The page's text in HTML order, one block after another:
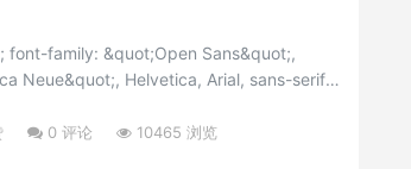
family: &quot;Open Sans&quot;,
Neue&quot;, Helvetica, Arial, sans-serif;
空白，直到有了col
0 评论 10465 浏览